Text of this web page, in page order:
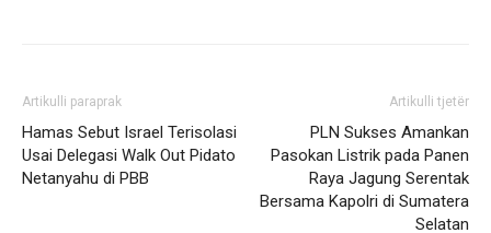
Artikulli paraprak
Hamas Sebut Israel Terisolasi
Usai Delegasi Walk Out Pidato
Netanyahu di PBB
Artikulli tjetër
PLN Sukses Amankan
Pasokan Listrik pada Panen
Raya Jagung Serentak
Bersama Kapolri di Sumatera
Selatan